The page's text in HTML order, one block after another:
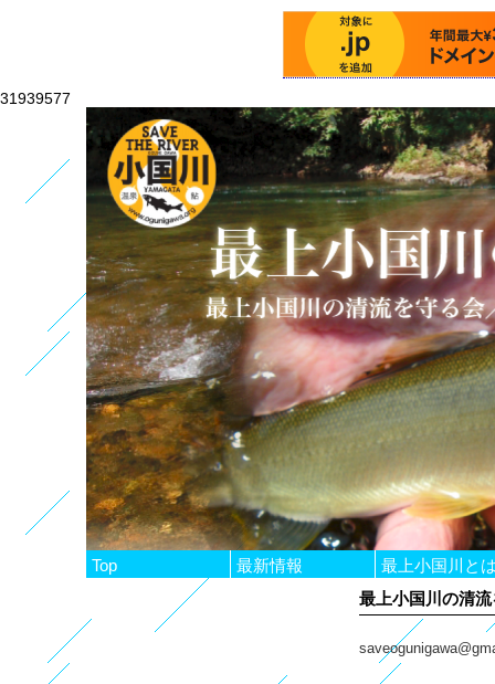
31939577
Top 最新情報 最上小国川と
最上小国川の清